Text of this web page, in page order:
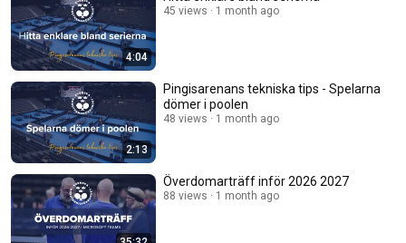
4:04
45 views 1 month ago
2:13
Pingisarenans tekniska tips - Spelarna
dömer i poolen
48 views 1 month ago
Överdomarträff inför 2026 2027
88 views 1 month ago